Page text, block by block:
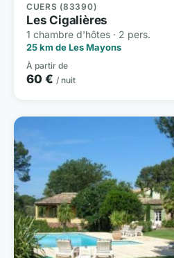
CUERS (83390)
Les Cigalières
1 chambre d'hôtes · 2 pers.
25 km de Les Mayons
À partir de
60 € / nuit